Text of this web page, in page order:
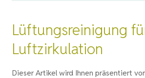
Lüftungsreinigung
Luftzirkulation
Dieser Artikel wird Ihnen präsentiert